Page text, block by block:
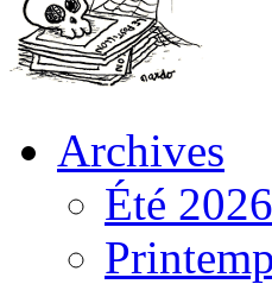
Archives
Été